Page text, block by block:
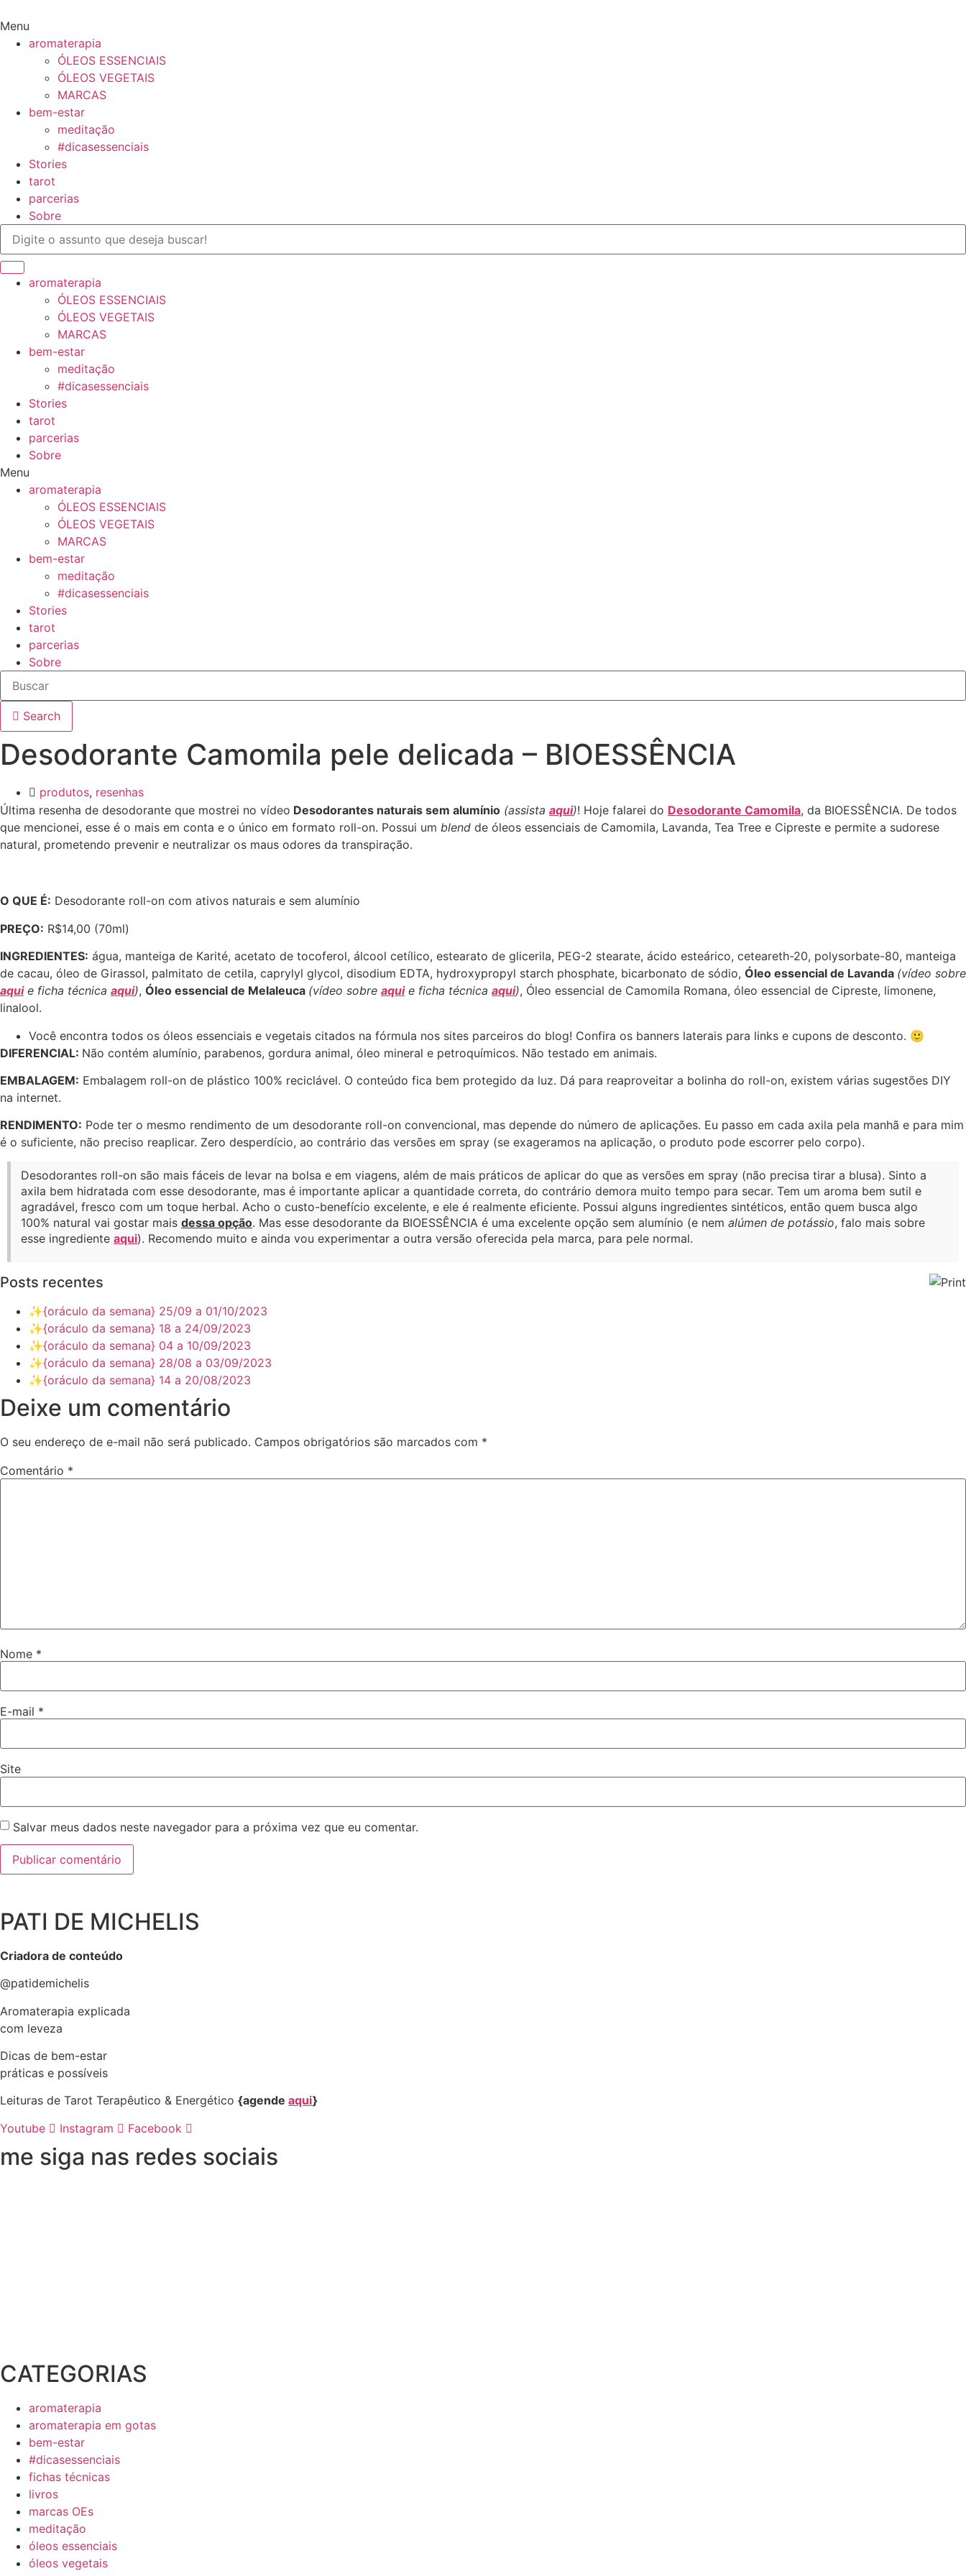
para
conteúdo
Menu
aromaterapia
ÓLEOS ESSENCIAIS
ÓLEOS VEGETAIS
MARCAS
bem-estar
meditação
#dicasessenciais
Stories
tarot
parcerias
Sobre
aromaterapia
ÓLEOS ESSENCIAIS
ÓLEOS VEGETAIS
MARCAS
bem-estar
meditação
#dicasessenciais
Stories
tarot
parcerias
Sobre
Menu
aromaterapia
ÓLEOS ESSENCIAIS
ÓLEOS VEGETAIS
MARCAS
bem-estar
meditação
#dicasessenciais
Stories
tarot
parcerias
Sobre
Search
Desodorante Camomila pele delicada – BIOESSÊNCIA
produtos, resenhas
Última resenha de desodorante que mostrei no vídeo Desodorantes naturais sem alumínio (assista aqui)! Hoje falarei do Desodorante Camomila, da BIOESSÊNCIA. De todos
que mencionei, esse é o mais em conta e o único em formato roll-on. Possui um blend de óleos essenciais de Camomila, Lavanda, Tea Tree e Cipreste e permite a sudorese
natural, prometendo prevenir e neutralizar os maus odores da transpiração.
O QUE É: Desodorante roll-on com ativos naturais e sem alumínio
PREÇO: R$14,00 (70ml)
INGREDIENTES: água, manteiga de Karité, acetato de tocoferol, álcool cetílico, estearato de glicerila, PEG-2 stearate, ácido esteárico, ceteareth-20, polysorbate-80, manteiga
de cacau, óleo de Girassol, palmitato de cetila, caprylyl glycol, disodium EDTA, hydroxypropyl starch phosphate, bicarbonato de sódio, Óleo essencial de Lavanda (vídeo sobre
aquie ficha técnica aqui), Óleo essencial de Melaleuca (vídeo sobre aquie ficha técnica aqui), Óleo essencial de Camomila Romana, óleo essencial de Cipreste, limonene,
linalool.
Você encontra todos os óleos essenciais e vegetais citados na fórmula nos sites parceiros do blog! Confira os banners laterais para links e cupons de desconto. 🙂
DIFERENCIAL: Não contém alumínio, parabenos, gordura animal, óleo mineral e petroquímicos. Não testado em animais.
EMBALAGEM: Embalagem roll-on de plástico 100% reciclável. O conteúdo fica bem protegido da luz. Dá para reaproveitar a bolinha do roll-on, existem várias sugestões DIY
na internet.
RENDIMENTO: Pode ter o mesmo rendimento de um desodorante roll-on convencional, mas depende do número de aplicações. Eu passo em cada axila pela manhã e para mim
é o suficiente, não preciso reaplicar. Zero desperdício, ao contrário das versões em spray (se exageramos na aplicação, o produto pode escorrer pelo corpo).
Desodorantes roll-on são mais fáceis de levar na bolsa e em viagens, além de mais práticos de aplicar do que as versões em spray (não precisa tirar a blusa). Sinto a
axila bem hidratada com esse desodorante, mas é importante aplicar a quantidade correta, do contrário demora muito tempo para secar. Tem um aroma bem sutil e
agradável, fresco com um toque herbal. Acho o custo-benefício excelente, e ele é realmente eficiente. Possui alguns ingredientes sintéticos, então quem busca algo
100% natural vai gostar mais dessa opção. Mas esse desodorante da BIOESSÊNCIA é uma excelente opção sem alumínio (e nem alúmen de potássio, falo mais sobre
esse ingrediente aqui). Recomendo muito e ainda vou experimentar a outra versão oferecida pela marca, para pele normal.
Posts recentes
✨️{oráculo da semana} 25/09 a 01/10/2023
✨️{oráculo da semana} 18 a 24/09/2023
✨️{oráculo da semana} 04 a 10/09/2023
✨️{oráculo da semana} 28/08 a 03/09/2023
✨️{oráculo da semana} 14 a 20/08/2023
Deixe um comentário
O seu endereço de e-mail não será publicado. Campos obrigatórios são marcados com *
Comentário *
Nome *
E-mail *
Site
Salvar meus dados neste navegador para a próxima vez que eu comentar.
PATI DE MICHELIS​
Criadora de conteúdo
@patidemichelis
Aromaterapia explicada
com leveza
Dicas de bem-estar
práticas e possíveis
Leituras de Tarot Terapêutico & Energético {agende aqui}
Youtube
Instagram Facebook
me siga nas redes sociais
CATEGORIAS
aromaterapia
aromaterapia em gotas
bem-estar
#dicasessenciais
fichas técnicas
livros
marcas OEs
meditação
óleos essenciais
óleos vegetais